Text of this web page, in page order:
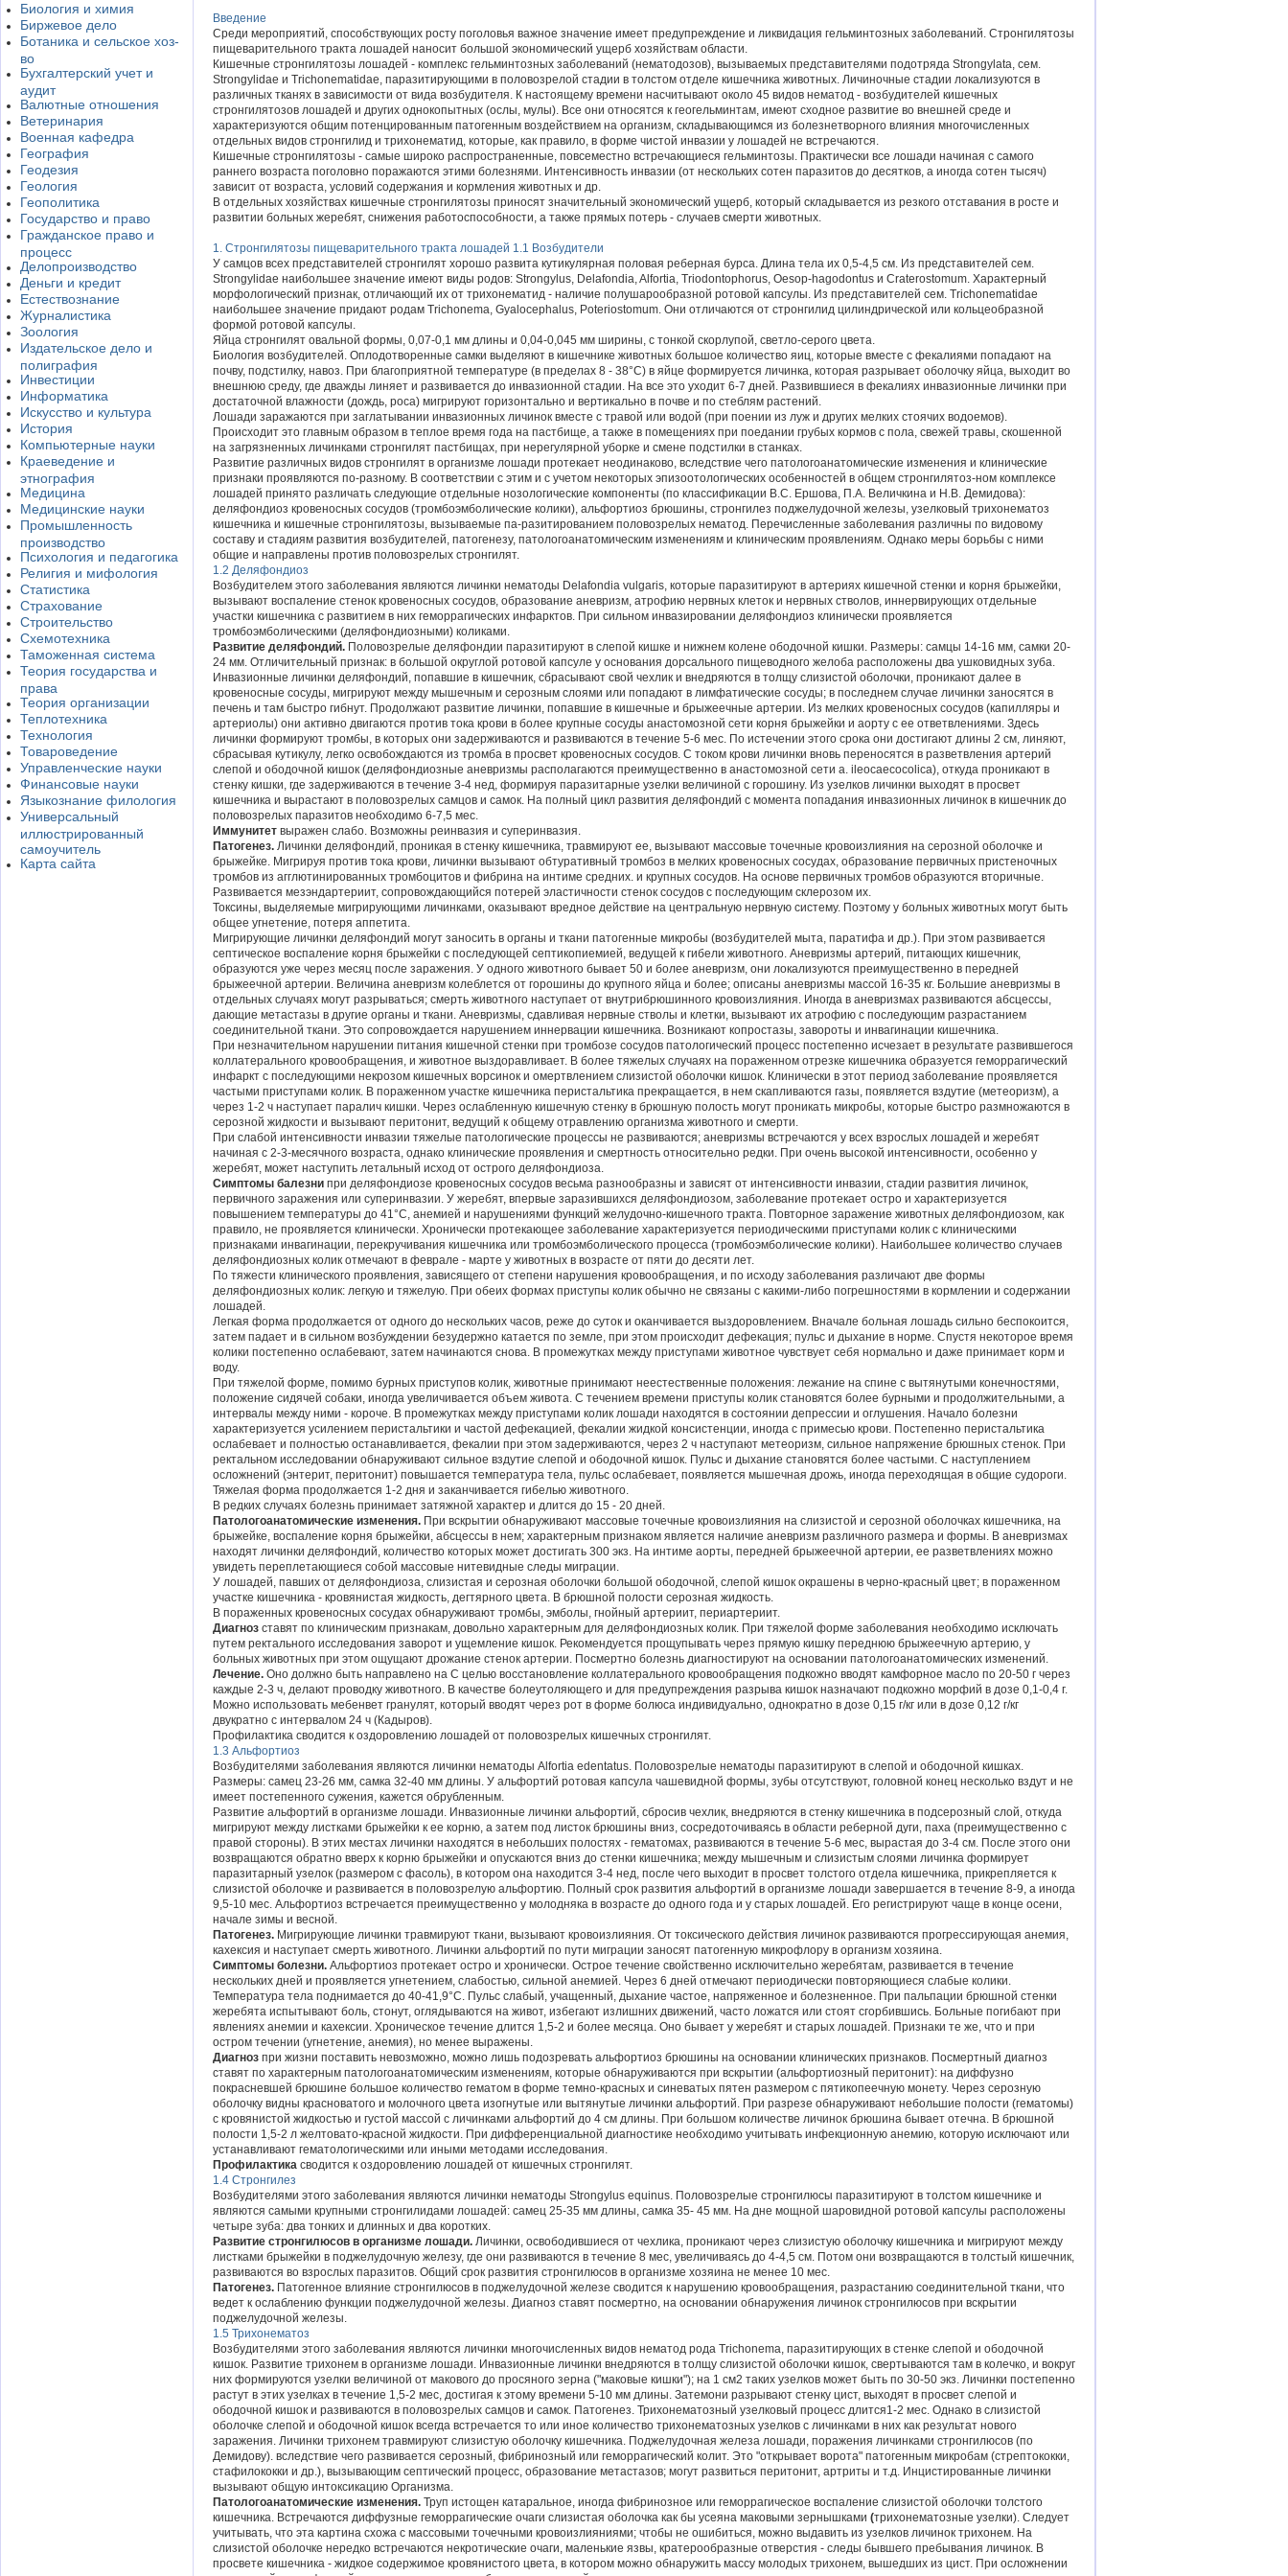
Биология и химия
Биржевое дело
Ботаника и сельское хоз-
во
Бухгалтерский учет и
аудит
Валютные отношения
Ветеринария
Военная кафедра
География
Геодезия
Геология
Геополитика
Государство и право
Гражданское право и
процесс
Делопроизводство
Деньги и кредит
Естествознание
Журналистика
Зоология
Издательское дело и
полиграфия
Инвестиции
Информатика
Искусство и культура
История
Компьютерные науки
Краеведение и
этнография
Медицина
Медицинские науки
Промышленность
производство
Психология и педагогика
Религия и мифология
Статистика
Страхование
Строительство
Схемотехника
Таможенная система
Теория государства и
права
Теория организации
Теплотехника
Технология
Товароведение
Управленческие науки
Финансовые науки
Языкознание филология
Универсальный
иллюстрированный
самоучитель
Карта сайта
Введение
Среди мероприятий, способствующих росту поголовья важное значение имеет предупреждение и ликвидация гельминтозных заболеваний. Стронгилятозы
пищеварительного тракта лошадей наносит большой экономический ущерб хозяйствам области.
Кишечные стронгилятозы лошадей - комплекс гельминтозных заболеваний (нематодозов), вызываемых представителями подотряда Strongylata, сем.
Strongylidae и Trichonematidae, паразитирующими в половозрелой стадии в толстом отделе кишечника животных. Личиночные стадии локализуются в
различных тканях в зависимости от вида возбудителя. К настоящему времени насчитывают около 45 видов нематод - возбудителей кишечных
стронгилятозов лошадей и других однокопытных (ослы, мулы). Все они относятся к геогельминтам, имеют сходное развитие во внешней среде и
характеризуются общим потенцированным патогенным воздействием на организм, складывающимся из болезнетворного влияния многочисленных
отдельных видов стронгилид и трихонематид, которые, как правило, в форме чистой инвазии у лошадей не встречаются.
Кишечные стронгилятозы - самые широко распространенные, повсеместно встречающиеся гельминтозы. Практически все лошади начиная с самого
раннего возраста поголовно поражаются этими болезнями. Интенсивность инвазии (от нескольких сотен паразитов до десятков, а иногда сотен тысяч)
зависит от возраста, условий содержания и кормления животных и др.
В отдельных хозяйствах кишечные стронгилятозы приносят значительный экономический ущерб, который складывается из резкого отставания в росте и
развитии больных жеребят, снижения работоспособности, а также прямых потерь - случаев смерти животных.
1. Стронгилятозы пищеварительного тракта лошадей 1.1 Возбудители
У самцов всех представителей стронгилят хорошо развита кутикулярная половая реберная бурса. Длина тела их 0,5-4,5 см. Из представителей сем.
Strongylidae наибольшее значение имеют виды родов: Strongylus, Delafondia, Alfortia, Triodontophorus, Oesop-hagodontus и Craterostomum. Характерный
морфологический признак, отличающий их от трихонематид - наличие полушарообразной ротовой капсулы. Из представителей сем. Trichonematidae
наибольшее значение придают родам Trichonema, Gyalocephalus, Poteriostomum. Они отличаются от стронгилид цилиндрической или кольцеобразной
формой ротовой капсулы.
Яйца стронгилят овальной формы, 0,07-0,1 мм длины и 0,04-0,045 мм ширины, с тонкой скорлупой, светло-серого цвета.
Биология возбудителей. Оплодотворенные самки выделяют в кишечнике животных большое количество яиц, которые вместе с фекалиями попадают на
почву, подстилку, навоз. При благоприятной температуре (в пределах 8 - 38°С) в яйце формируется личинка, которая разрывает оболочку яйца, выходит во
внешнюю среду, где дважды линяет и развивается до инвазионной стадии. На все это уходит 6-7 дней. Развившиеся в фекалиях инвазионные личинки при
достаточной влажности (дождь, роса) мигрируют горизонтально и вертикально в почве и по стеблям растений.
Лошади заражаются при заглатывании инвазионных личинок вместе с травой или водой (при поении из луж и других мелких стоячих водоемов).
Происходит это главным образом в теплое время года на пастбище, а также в помещениях при поедании грубых кормов с пола, свежей травы, скошенной
на загрязненных личинками стронгилят пастбищах, при нерегулярной уборке и смене подстилки в станках.
Развитие различных видов стронгилят в организме лошади протекает неодинаково, вследствие чего патологоанатомические изменения и клинические
признаки проявляются по-разному. В соответствии с этим и с учетом некоторых эпизоотологических особенностей в общем стронгилятоз-ном комплексе
лошадей принято различать следующие отдельные нозологические компоненты (по классификации В.С. Ершова, П.А. Величкина и Н.В. Демидова):
деляфондиоз кровеносных сосудов (тромбоэмболические колики), альфортиоз брюшины, стронгилез поджелудочной железы, узелковый трихонематоз
кишечника и кишечные стронгилятозы, вызываемые па-разитированием половозрелых нематод. Перечисленные заболевания различны по видовому
составу и стадиям развития возбудителей, патогенезу, патологоанатомическим изменениям и клиническим проявлениям. Однако меры борьбы с ними
общие и направлены против половозрелых стронгилят.
1.2 Деляфондиоз
Возбудителем этого заболевания являются личинки нематоды Delafondia vulgaris, которые паразитируют в артериях кишечной стенки и корня брыжейки,
вызывают воспаление стенок кровеносных сосудов, образование аневризм, атрофию нервных клеток и нервных стволов, иннервирующих отдельные
участки кишечника с развитием в них геморрагических инфарктов. При сильном инвазировании деляфондиоз клинически проявляется
тромбоэмболическими (деляфондиозными) коликами.
Развитие деляфондий. Половозрелые деляфондии паразитируют в слепой кишке и нижнем колене ободочной кишки. Размеры: самцы 14-16 мм, самки 20-
24 мм. Отличительный признак: в большой округлой ротовой капсуле у основания дорсального пищеводного желоба расположены два ушковидных зуба.
Инвазионные личинки деляфондий, попавшие в кишечник, сбрасывают свой чехлик и внедряются в толщу слизистой оболочки, проникают далее в
кровеносные сосуды, мигрируют между мышечным и серозным слоями или попадают в лимфатические сосуды; в последнем случае личинки заносятся в
печень и там быстро гибнут. Продолжают развитие личинки, попавшие в кишечные и брыжеечные артерии. Из мелких кровеносных сосудов (капилляры и
артериолы) они активно двигаются против тока крови в более крупные сосуды анастомозной сети корня брыжейки и аорту с ее ответвлениями. Здесь
личинки формируют тромбы, в которых они задерживаются и развиваются в течение 5-6 мес. По истечении этого срока они достигают длины 2 см, линяют,
сбрасывая кутикулу, легко освобождаются из тромба в просвет кровеносных сосудов. С током крови личинки вновь переносятся в разветвления артерий
слепой и ободочной кишок (деляфондиозные аневризмы располагаются преимущественно в анастомозной сети a. ileocaecocolica), откуда проникают в
стенку кишки, где задерживаются в течение 3-4 нед, формируя паразитарные узелки величиной с горошину. Из узелков личинки выходят в просвет
кишечника и вырастают в половозрелых самцов и самок. На полный цикл развития деляфондий с момента попадания инвазионных личинок в кишечник до
половозрелых паразитов необходимо 6-7,5 мес.
Иммунитет выражен слабо. Возможны реинвазия и суперинвазия.
Патогенез. Личинки деляфондий, проникая в стенку кишечника, травмируют ее, вызывают массовые точечные кровоизлияния на серозной оболочке и
брыжейке. Мигрируя против тока крови, личинки вызывают обтуративный тромбоз в мелких кровеносных сосудах, образование первичных пристеночных
тромбов из агглютинированных тромбоцитов и фибрина на интиме средних. и крупных сосудов. На основе первичных тромбов образуются вторичные.
Развивается мезэндартериит, сопровождающийся потерей эластичности стенок сосудов с последующим склерозом их.
Токсины, выделяемые мигрирующими личинками, оказывают вредное действие на центральную нервную систему. Поэтому у больных животных могут быть
общее угнетение, потеря аппетита.
Мигрирующие личинки деляфондий могут заносить в органы и ткани патогенные микробы (возбудителей мыта, паратифа и др.). При этом развивается
септическое воспаление корня брыжейки с последующей септикопиемией, ведущей к гибели животного. Аневризмы артерий, питающих кишечник,
образуются уже через месяц после заражения. У одного животного бывает 50 и более аневризм, они локализуются преимущественно в передней
брыжеечной артерии. Величина аневризм колеблется от горошины до крупного яйца и более; описаны аневризмы массой 16-35 кг. Большие аневризмы в
отдельных случаях могут разрываться; смерть животного наступает от внутрибрюшинного кровоизлияния. Иногда в аневризмах развиваются абсцессы,
дающие метастазы в другие органы и ткани. Аневризмы, сдавливая нервные стволы и клетки, вызывают их атрофию с последующим разрастанием
соединительной ткани. Это сопровождается нарушением иннервации кишечника. Возникают копростазы, завороты и инвагинации кишечника.
При незначительном нарушении питания кишечной стенки при тромбозе сосудов патологический процесс постепенно исчезает в результате развившегося
коллатерального кровообращения, и животное выздоравливает. В более тяжелых случаях на пораженном отрезке кишечника образуется геморрагический
инфаркт с последующими некрозом кишечных ворсинок и омертвлением слизистой оболочки кишок. Клинически в этот период заболевание проявляется
частыми приступами колик. В пораженном участке кишечника перистальтика прекращается, в нем скапливаются газы, появляется вздутие (метеоризм), а
через 1-2 ч наступает паралич кишки. Через ослабленную кишечную стенку в брюшную полость могут проникать микробы, которые быстро размножаются в
серозной жидкости и вызывают перитонит, ведущий к общему отравлению организма животного и смерти.
При слабой интенсивности инвазии тяжелые патологические процессы не развиваются; аневризмы встречаются у всех взрослых лошадей и жеребят
начиная с 2-3-месячного возраста, однако клинические проявления и смертность относительно редки. При очень высокой интенсивности, особенно у
жеребят, может наступить летальный исход от острого деляфондиоза.
Симптомы балезни при деляфондиозе кровеносных сосудов весьма разнообразны и зависят от интенсивности инвазии, стадии развития личинок,
первичного заражения или суперинвазии. У жеребят, впервые заразившихся деляфондиозом, заболевание протекает остро и характеризуется
повышением температуры до 41°С, анемией и нарушениями функций желудочно-кишечного тракта. Повторное заражение животных деляфондиозом, как
правило, не проявляется клинически. Хронически протекающее заболевание характеризуется периодическими приступами колик с клиническими
признаками инвагинации, перекручивания кишечника или тромбоэмболического процесса (тромбоэмболические колики). Наибольшее количество случаев
деляфондиозных колик отмечают в феврале - марте у животных в возрасте от пяти до десяти лет.
По тяжести клинического проявления, зависящего от степени нарушения кровообращения, и по исходу заболевания различают две формы
деляфондиозных колик: легкую и тяжелую. При обеих формах приступы колик обычно не связаны с какими-либо погрешностями в кормлении и содержании
лошадей.
Легкая форма продолжается от одного до нескольких часов, реже до суток и оканчивается выздоровлением. Вначале больная лошадь сильно беспокоится,
затем падает и в сильном возбуждении безудержно катается по земле, при этом происходит дефекация; пульс и дыхание в норме. Спустя некоторое время
колики постепенно ослабевают, затем начинаются снова. В промежутках между приступами животное чувствует себя нормально и даже принимает корм и
воду.
При тяжелой форме, помимо бурных приступов колик, животные принимают неестественные положения: лежание на спине с вытянутыми конечностями,
положение сидячей собаки, иногда увеличивается объем живота. С течением времени приступы колик становятся более бурными и продолжительными, а
интервалы между ними - короче. В промежутках между приступами колик лошади находятся в состоянии депрессии и оглушения. Начало болезни
характеризуется усилением перистальтики и частой дефекацией, фекалии жидкой консистенции, иногда с примесью крови. Постепенно перистальтика
ослабевает и полностью останавливается, фекалии при этом задерживаются, через 2 ч наступают метеоризм, сильное напряжение брюшных стенок. При
ректальном исследовании обнаруживают сильное вздутие слепой и ободочной кишок. Пульс и дыхание становятся более частыми. С наступлением
осложнений (энтерит, перитонит) повышается температура тела, пульс ослабевает, появляется мышечная дрожь, иногда переходящая в общие судороги.
Тяжелая форма продолжается 1-2 дня и заканчивается гибелью животного.
В редких случаях болезнь принимает затяжной характер и длится до 15 - 20 дней.
Патологоанатомические изменения. При вскрытии обнаруживают массовые точечные кровоизлияния на слизистой и серозной оболочках кишечника, на
брыжейке, воспаление корня брыжейки, абсцессы в нем; характерным признаком является наличие аневризм различного размера и формы. В аневризмах
находят личинки деляфондий, количество которых может достигать 300 экз. На интиме аорты, передней брыжеечной артерии, ее разветвлениях можно
увидеть переплетающиеся собой массовые нитевидные следы миграции.
У лошадей, павших от деляфондиоза, слизистая и серозная оболочки большой ободочной, слепой кишок окрашены в черно-красный цвет; в пораженном
участке кишечника - кровянистая жидкость, дегтярного цвета. В брюшной полости серозная жидкость.
В пораженных кровеносных сосудах обнаруживают тромбы, эмболы, гнойный артериит, периартериит.
Диагноз ставят по клиническим признакам, довольно характерным для деляфондиозных колик. При тяжелой форме заболевания необходимо исключать
путем ректального исследования заворот и ущемление кишок. Рекомендуется прощупывать через прямую кишку переднюю брыжеечную артерию, у
больных животных при этом ощущают дрожание стенок артерии. Посмертно болезнь диагностируют на основании патологоанатомических изменений.
Лечение. Оно должно быть направлено на С целью восстановление коллатерального кровообращения подкожно вводят камфорное масло по 20-50 г через
каждые 2-3 ч, делают проводку животного. В качестве болеутоляющего и для предупреждения разрыва кишок назначают подкожно морфий в дозе 0,1-0,4 г.
Можно использовать мебенвет гранулят, который вводят через рот в форме болюса индивидуально, однократно в дозе 0,15 г/кг или в дозе 0,12 г/кг
двукратно с интервалом 24 ч (Кадыров).
Профилактика сводится к оздоровлению лошадей от половозрелых кишечных стронгилят.
1.3 Альфортиоз
Возбудителями заболевания являются личинки нематоды Alfortia edentatus. Половозрелые нематоды паразитируют в слепой и ободочной кишках.
Размеры: самец 23-26 мм, самка 32-40 мм длины. У альфортий ротовая капсула чашевидной формы, зубы отсутствуют, головной конец несколько вздут и не
имеет постепенного сужения, кажется обрубленным.
Развитие альфортий в организме лошади. Инвазионные личинки альфортий, сбросив чехлик, внедряются в стенку кишечника в подсерозный слой, откуда
мигрируют между листками брыжейки к ее корню, а затем под листок брюшины вниз, сосредоточиваясь в области реберной дуги, паха (преимущественно с
правой стороны). В этих местах личинки находятся в небольших полостях - гематомах, развиваются в течение 5-6 мес, вырастая до 3-4 см. После этого они
возвращаются обратно вверх к корню брыжейки и опускаются вниз до стенки кишечника; между мышечным и слизистым слоями личинка формирует
паразитарный узелок (размером с фасоль), в котором она находится 3-4 нед, после чего выходит в просвет толстого отдела кишечника, прикрепляется к
слизистой оболочке и развивается в половозрелую альфортию. Полный срок развития альфортий в организме лошади завершается в течение 8-9, а иногда
9,5-10 мес. Альфортиоз встречается преимущественно у молодняка в возрасте до одного года и у старых лошадей. Его регистрируют чаще в конце осени,
начале зимы и весной.
Патогенез. Мигрирующие личинки травмируют ткани, вызывают кровоизлияния. От токсического действия личинок развиваются прогрессирующая анемия,
кахексия и наступает смерть животного. Личинки альфортий по пути миграции заносят патогенную микрофлору в организм хозяина.
Симптомы болезни. Альфортиоз протекает остро и хронически. Острое течение свойственно исключительно жеребятам, развивается в течение
нескольких дней и проявляется угнетением, слабостью, сильной анемией. Через 6 дней отмечают периодически повторяющиеся слабые колики.
Температура тела поднимается до 40-41,9°С. Пульс слабый, учащенный, дыхание частое, напряженное и болезненное. При пальпации брюшной стенки
жеребята испытывают боль, стонут, оглядываются на живот, избегают излишних движений, часто ложатся или стоят сгорбившись. Больные погибают при
явлениях анемии и кахексии. Хроническое течение длится 1,5-2 и более месяца. Оно бывает у жеребят и старых лошадей. Признаки те же, что и при
остром течении (угнетение, анемия), но менее выражены.
Диагноз при жизни поставить невозможно, можно лишь подозревать альфортиоз брюшины на основании клинических признаков. Посмертный диагноз
ставят по характерным патологоанатомическим изменениям, которые обнаруживаются при вскрытии (альфортиозный перитонит): на диффузно
покрасневшей брюшине большое количество гематом в форме темно-красных и синеватых пятен размером с пятикопеечную монету. Через серозную
оболочку видны красноватого и молочного цвета изогнутые или вытянутые личинки альфортий. При разрезе обнаруживают небольшие полости (гематомы)
с кровянистой жидкостью и густой массой с личинками альфортий до 4 см длины. При большом количестве личинок брюшина бывает отечна. В брюшной
полости 1,5-2 л желтовато-красной жидкости. При дифференциальной диагностике необходимо учитывать инфекционную анемию, которую исключают или
устанавливают гематологическими или иными методами исследования.
Профилактика сводится к оздоровлению лошадей от кишечных стронгилят.
1.4 Стронгилез
Возбудителями этого заболевания являются личинки нематоды Strongylus equinus. Половозрелые стронгилюсы паразитируют в толстом кишечнике и
являются самыми крупными стронгилидами лошадей: самец 25-35 мм длины, самка 35- 45 мм. На дне мощной шаровидной ротовой капсулы расположены
четыре зуба: два тонких и длинных и два коротких.
Развитие стронгилюсов в организме лошади. Личинки, освободившиеся от чехлика, проникают через слизистую оболочку кишечника и мигрируют между
листками брыжейки в поджелудочную железу, где они развиваются в течение 8 мес, увеличиваясь до 4-4,5 см. Потом они возвращаются в толстый кишечник,
развиваются во взрослых паразитов. Общий срок развития стронгилюсов в организме хозяина не менее 10 мес.
Патогенез. Патогенное влияние стронгилюсов в поджелудочной железе сводится к нарушению кровообращения, разрастанию соединительной ткани, что
ведет к ослаблению функции поджелудочной железы. Диагноз ставят посмертно, на основании обнаружения личинок стронгилюсов при вскрытии
поджелудочной железы.
1.5 Трихонематоз
Возбудителями этого заболевания являются личинки многочисленных видов нематод рода Trichonema, паразитирующих в стенке слепой и ободочной
кишок. Развитие трихонем в организме лошади. Инвазионные личинки внедряются в толщу слизистой оболочки кишок, свертываются там в колечко, и вокруг
них формируются узелки величиной от макового до просяного зерна ("маковые кишки"); на 1 см2 таких узелков может быть по 30-50 экз. Личинки постепенно
растут в этих узелках в течение 1,5-2 мес, достигая к этому времени 5-10 мм длины. Затемони разрывают стенку цист, выходят в просвет слепой и
ободочной кишок и развиваются в половозрелых самцов и самок. Патогенез. Трихонематозный узелковый процесс длится1-2 мес. Однако в слизистой
оболочке слепой и ободочной кишок всегда встречается то или иное количество трихонематозных узелков с личинками в них как результат нового
заражения. Личинки трихонем травмируют слизистую оболочку кишечника. Поджелудочная железа лошади, поражения личинками стронгилюсов (по
Демидову). вследствие чего развивается серозный, фибринозный или геморрагический колит. Это "открывает ворота" патогенным микробам (стрептококки,
стафилококки и др.), вызывающим септический процесс, образование метастазов; могут развиться перитонит, артриты и т.д. Инцистированные личинки
вызывают общую интоксикацию Организма.
Патологоанатомические изменения. Труп истощен катаральное, иногда фибринозное или геморрагическое воспаление слизистой оболочки толстого
кишечника. Встречаются диффузные геморрагические очаги слизистая оболочка как бы усеяна маковыми зернышками (трихонематозные узелки). Следует
учитывать, что эта картина схожа с массовыми точечными кровоизлияниями; чтобы не ошибиться, можно выдавить из узелков личинок трихонем. На
слизистой оболочке нередко встречаются некротические очаги, маленькие язвы, кратерообразные отверстия - следы бывшего пребывания личинок. В
просвете кишечника - жидкое содержимое кровянистого цвета, в котором можно обнаружить массу молодых трихонем, вышедших из цист. При осложнении